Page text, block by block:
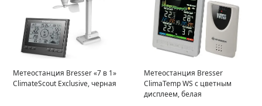
Метеостанция Bresser «7 в 1»
ClimateScout Exclusive, черная
Метеостанция Bresser
ClimaTemp WS с цветным
дисплеем, белая